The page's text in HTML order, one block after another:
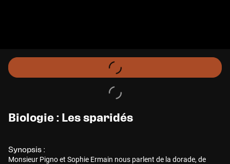
Biologie : Les sparidés
Synopsis :
Monsieur Pigno et Sophie Ermain nous parlent de la dorade, de